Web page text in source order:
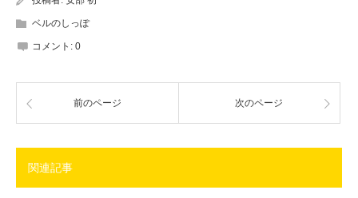
ベルのしっぽ
コメント: 0
前のページ 次のページ
関連記事